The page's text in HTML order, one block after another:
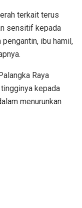
terkait terus
sensitif kepada
ibu hamil,
Raya
kepada
menurunkan